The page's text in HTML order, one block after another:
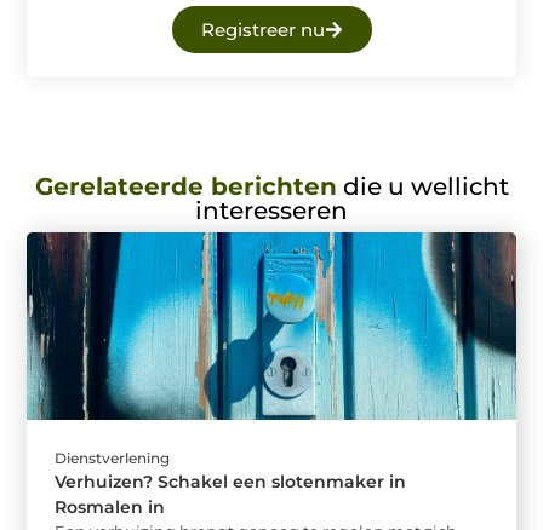
Registreer nu
Gerelateerde berichten die u wellicht
interesseren
Dienstverlening
Verhuizen? Schakel een slotenmaker in
Rosmalen in